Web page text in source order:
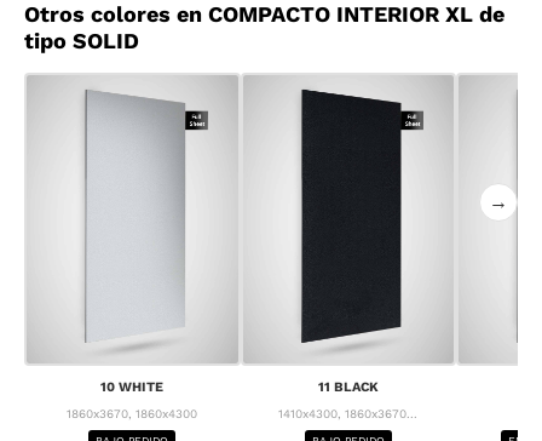
Otros colores en COMPACTO INTERIOR XL de
tipo SOLID
10 WHITE
1860x3670, 1860x4300
11 BLACK
1410x4300, 1860x3670...
→